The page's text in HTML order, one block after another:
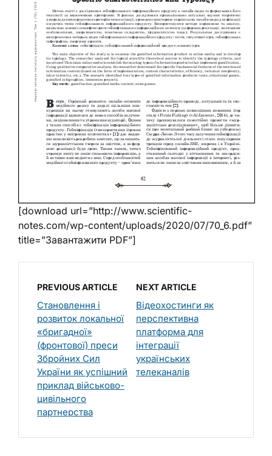
[download url=”http://www.scientific-
notes.com/wp-content/uploads/2020/07/70_6.pdf”
title=”Завантажити PDF”]
PREVIOUS ARTICLE
Становлення і
розвиток локальної
«бригадної»
(фронтової) преси
Збройних Сил
України як успішний
приклад військово-
цивільного
партнерства
NEXT ARTICLE
Відеохостинги як
перспективна
платформа для
інтеграції
українських
телеканалів